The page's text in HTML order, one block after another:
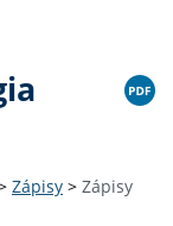
Zápisy > Zápisy